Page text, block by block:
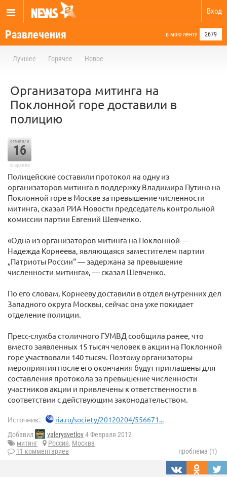
Вход
Развлечения в мою ленту 2679
Лучшее Горячее Новое
Организатора митинга на
Поклонной горе доставили в
полицию
отметили
16
в архиве
Полицейские составили протокол на одну из
организаторов митинга в поддержку Владимира Путина на
Поклонной горе в Москве за превышение численности
митинга, сказал РИА Новости председатель контрольной
комиссии партии Евгений Шевченко.
«Одна из организаторов митинга на Поклонной —
Надежда Корнеева, являющаяся заместителем партии
„Патриоты России“ — задержана за превышение
численности митинга», — сказал Шевченко.
По его словам, Корнееву доставили в отдел внутренних дел
Западного округа Москвы, сейчас она уже покидает
отделение полиции.
Пресс-служба столичного ГУМВД сообщила ранее, что
вместо заявленных 15 тысяч человек в акции на Поклонной
горе участвовали 140 тысяч. Поэтому организаторы
мероприятия после его окончания будут приглашены для
составления протокола за превышение численности
участников акции и привлечены к ответственности в
соответствии с действующим законодательством.
Источник: ria.ru/society/20120204/556671...
Добавил valerysvetlov4 Февраля 2012
митинг
Россия, Москва
11 комментариев
проблема (1)